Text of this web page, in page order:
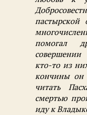
пастырской
помогал
кто-то из
кончины он
читать
смертью
иду к